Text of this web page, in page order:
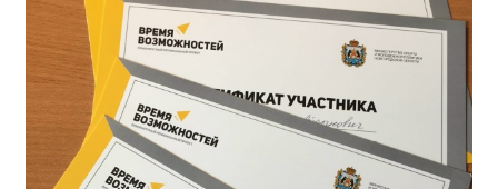
Учебно-производственный комплекс
Центр карьеры
Противодействие коррупции
Всероссийское чемпионатное движение
Региональная инновационная площадка